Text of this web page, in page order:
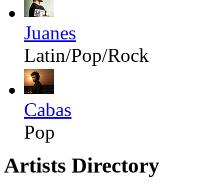
Juanes
Latin/Pop/Rock
Cabas
Pop
Artists Directory